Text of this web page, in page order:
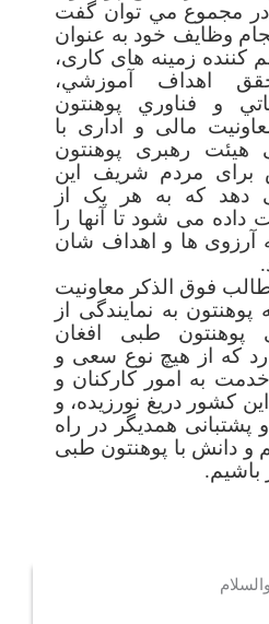
مجموع مي‏ توان گفت
وظايف خود به عنوان
کننده زمینه های کاری،
اهداف آموزشي،
و فناوري پوهنتون
مالی و اداری با
هیئت رهبری پوهنتون
مردم شریف این
دهد که به هر یک از
داده می شود تا آنها را
آرزوی ها و اهداف شان
فوق الذکر معاونیت
به نمایندگی از
پوهنتون طبی افغان
که از هیچ نوع سعی و
به امور کارکنان و
کشور دریغ نورزیده، و
پشتبانی همدیگر در راه
دانش با پوهنتون طبی
والسلام